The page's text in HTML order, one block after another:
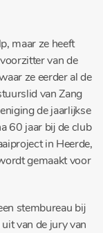
maar ze heeft
van de
ze eerder al de
van Zang
de jaarlijkse
60 jaar bij de club
in Heerde,
gemaakt voor
stembureau bij
van de jury van